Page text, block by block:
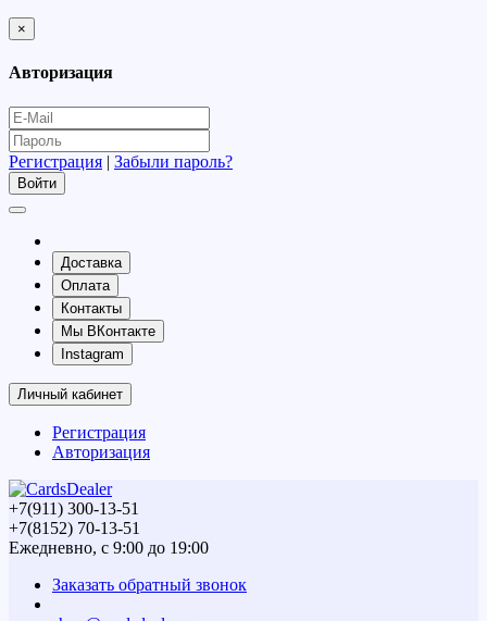
×
Авторизация
Регистрация | Забыли пароль?
Доставка
Оплата
Контакты
Мы ВКонтакте
Instagram
Личный кабинет
Регистрация
Авторизация
+7(911) 300-13-51
+7(8152) 70-13-51
Ежедневно, с 9:00 до 19:00
Заказать обратный звонок